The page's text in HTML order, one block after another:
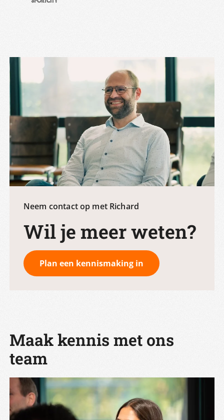
Neem contact op met Richard
Wil je meer weten?
Plan een kennismaking in
Maak kennis met ons
team